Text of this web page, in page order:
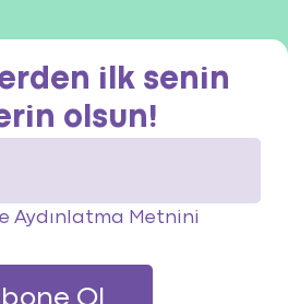
ilk senin
olsun!
Aydınlatma Metnini